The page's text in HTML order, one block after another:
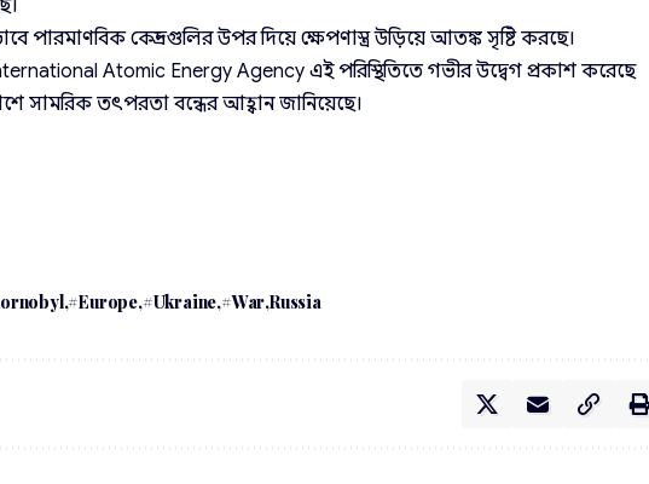
পারমাণবিক কেন্দ্রগুলির উপর দিয়ে ক্ষেপণাস্ত্র উড়িয়ে আতঙ্ক সৃষ্টি করছে।
Atomic Energy Agency এই পরিস্থিতিতে গভীর উদ্বেগ প্রকাশ করেছে
সামরিক তৎপরতা বন্ধের আহ্বান জানিয়েছে।
#Europe #Ukraine #War Russia